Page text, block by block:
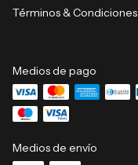
Términos & Condiciones
Medios de pago
Medios de envío